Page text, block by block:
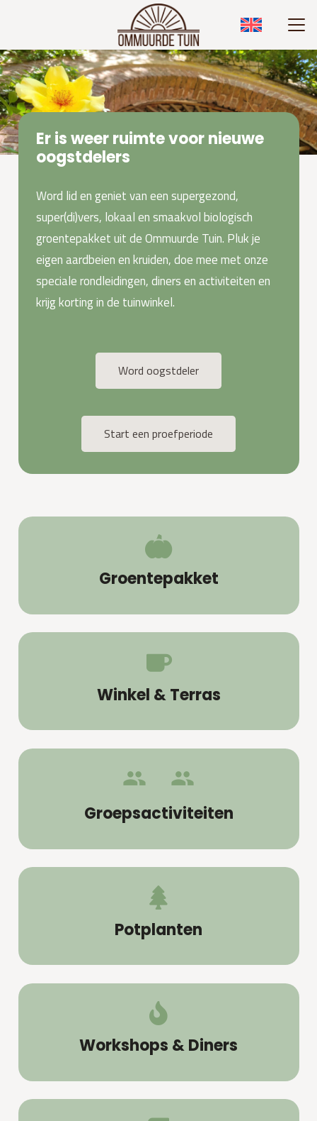
Er is weer ruimte voor nieuwe
oogstdelers
Word lid en geniet van een supergezond,
super(di)vers, lokaal en smaakvol biologisch
groentepakket uit de Ommuurde Tuin. Pluk je
eigen aardbeien en kruiden, doe mee met onze
speciale rondleidingen, diners en activiteiten en
krijg korting in de tuinwinkel.
Word oogstdeler
Start een proefperiode
Groentepakket
Winkel & Terras
people_group
Groepsactiviteiten
Potplanten
Workshops & Diners